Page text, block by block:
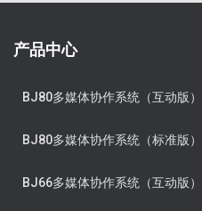
产品中心
BJ80多媒体协作系统（互动版）
BJ80多媒体协作系统（标准版）
BJ66多媒体协作系统（互动版）